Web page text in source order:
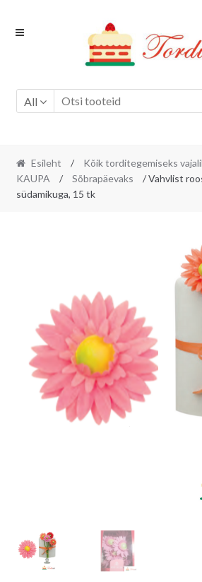
Skip
Skip
All
Esileht /
Kõik torditegemiseks
KAUPA
/ Sõbrapäevaks
/ Vahvlist
südamikuga, 15 tk